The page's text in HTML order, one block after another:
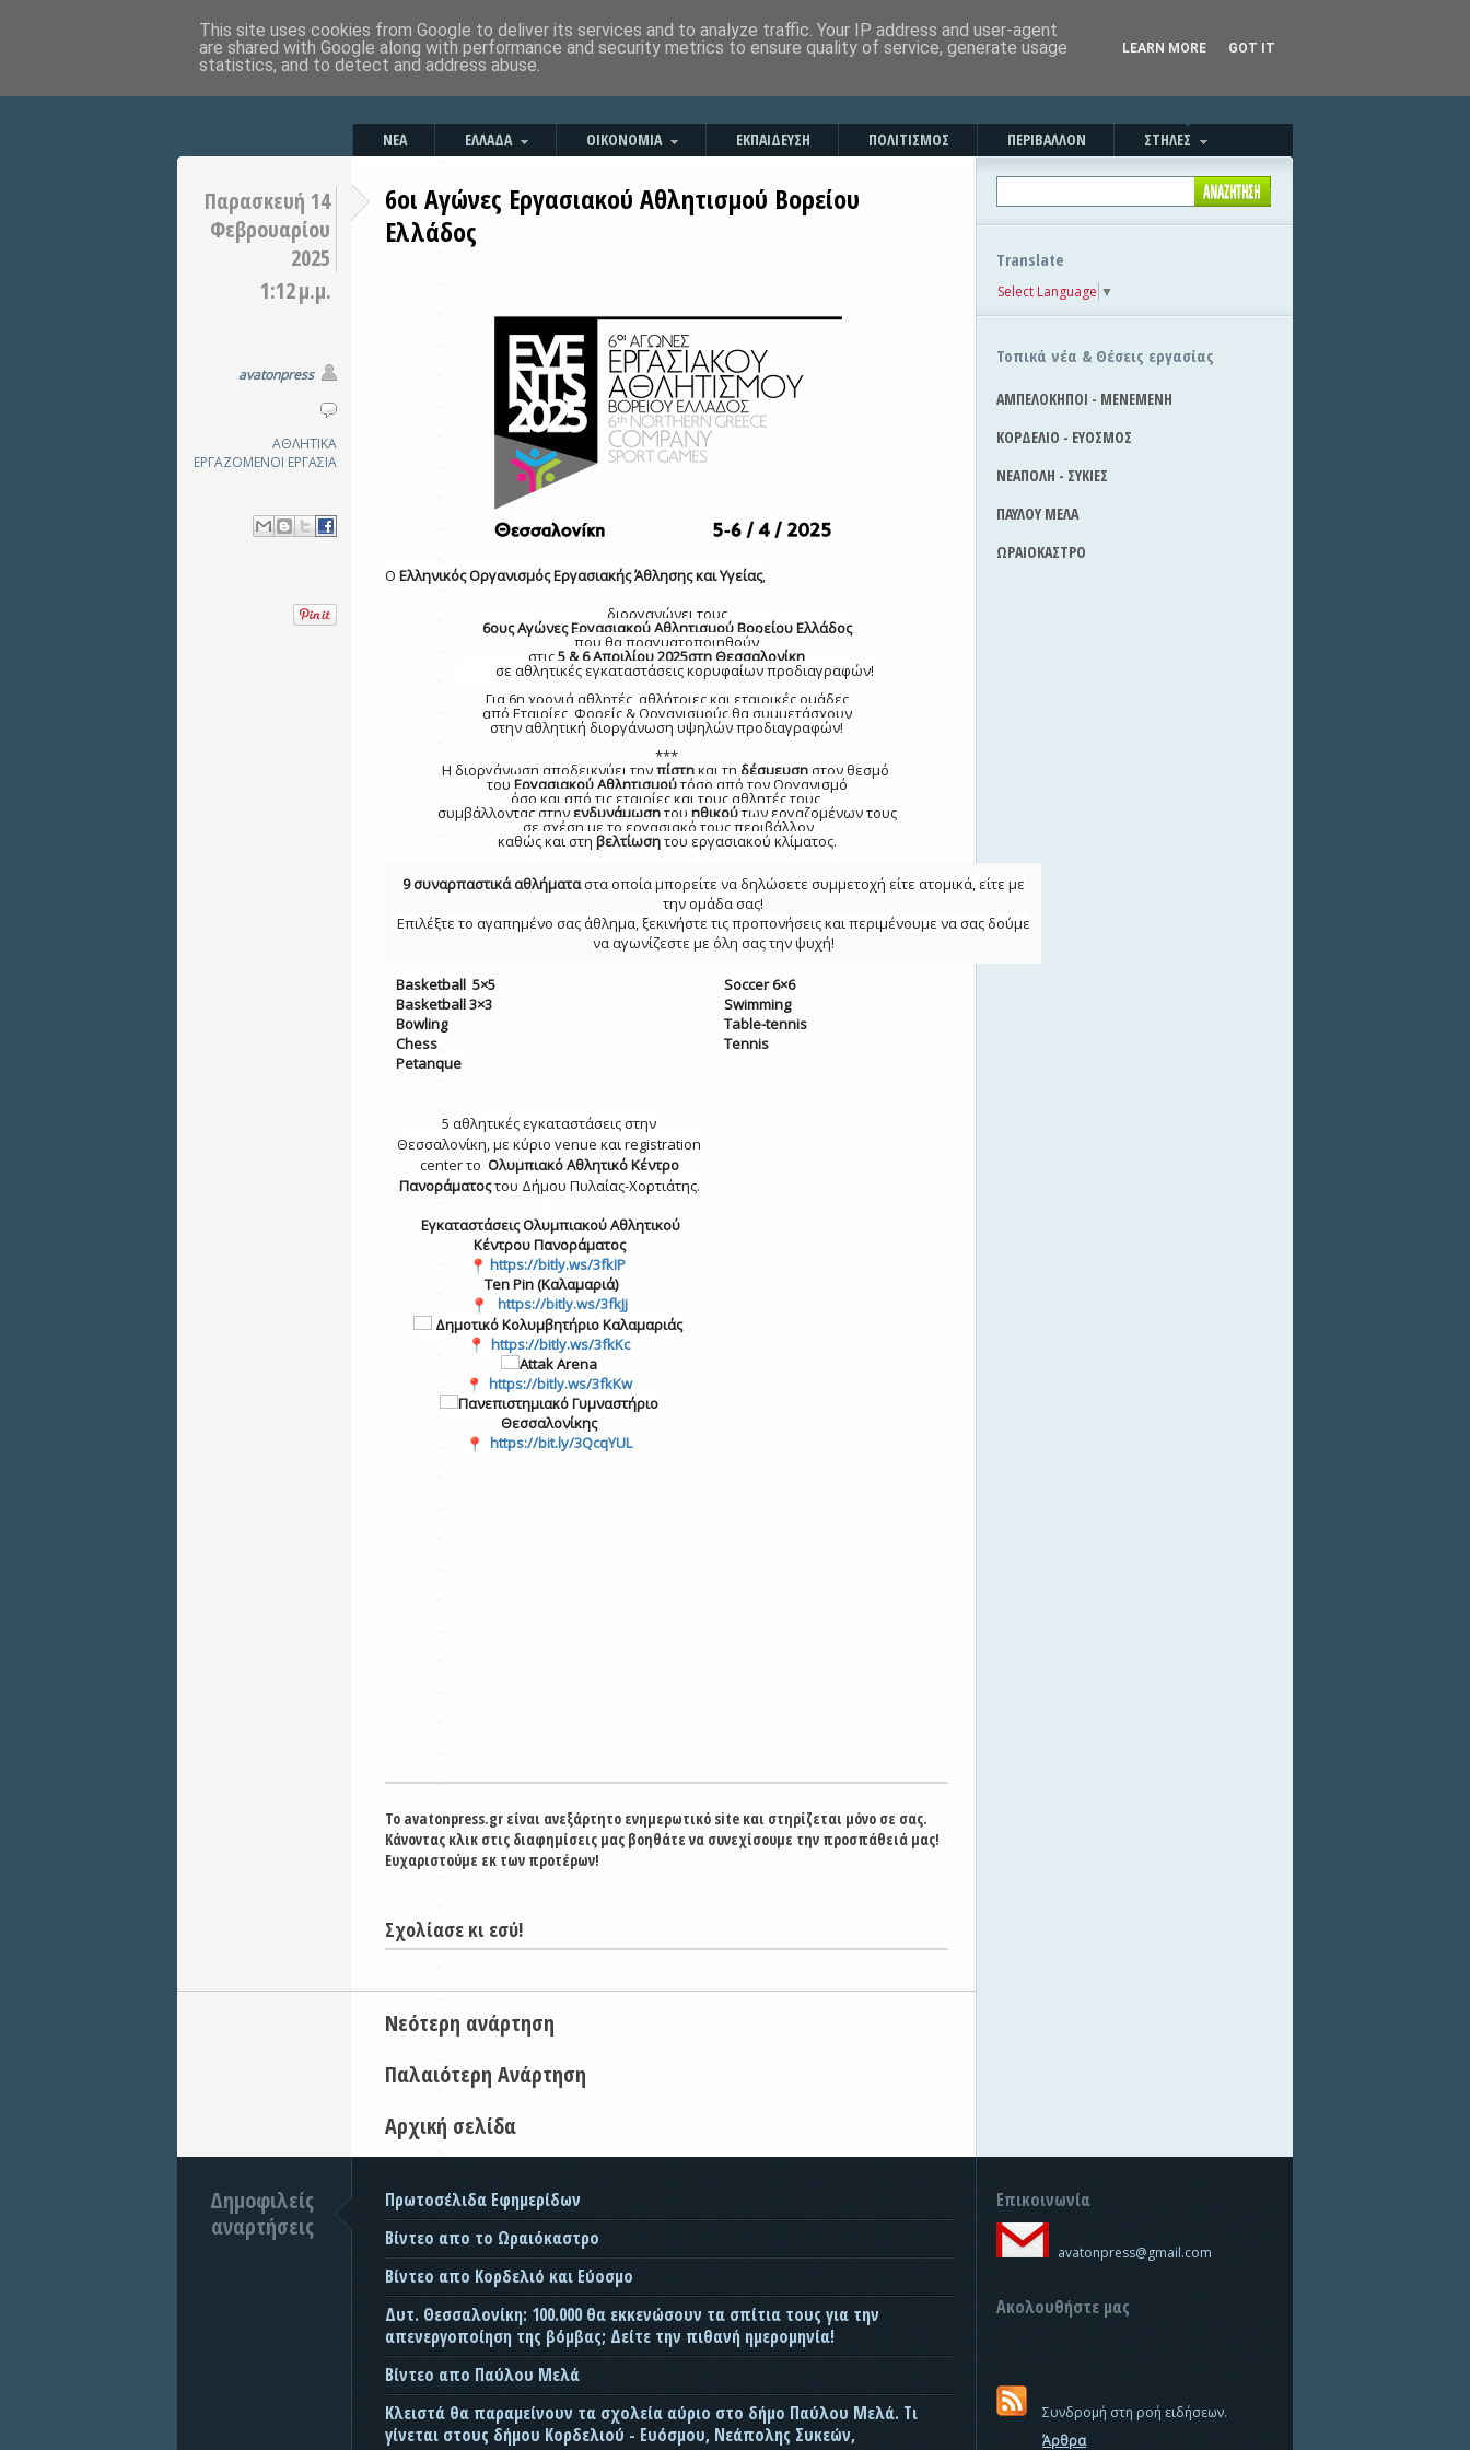
ΝΕΑ ΕΛΛΑΔΑ ΟΙΚΟΝΟΜΙΑ ΕΚΠΑΙΔΕΥΣΗ ΠΟΛΙΤΙΣΜΟΣ ΠΕΡΙΒΑΛΛΟΝ ΣΤΗΛΕΣ
Παρασκευή 14
Φεβρουαρίου
2025
1:12 μ.μ.
avatonpress
ΑΘΛΗΤΙΚΑ
ΕΡΓΑΖΟΜΕΝΟΙ ΕΡΓΑΣΙΑ
6οι Αγώνες Εργασιακού Αθλητισμού Βορείου
Ελλάδος
Ο Ελληνικός Οργανισμός Εργασιακής Άθλησης και Υγείας,
διοργανώνει τους
6ους Αγώνες Εργασιακού ΑθλητισμούΒορείου Ελλάδος
που θα πραγματοποιηθούν
στις5 & 6Απριλίου2025στη Θεσσαλονίκη
σε αθλητικές εγκαταστάσεις κορυφαίων προδιαγραφών!
Για 6η χρονιά αθλητές, αθλήτριες και εταιρικές ομάδες
από Εταιρίες, Φορείς & Οργανισμούς θα συμμετάσχουν
στην αθλητική διοργάνωση υψηλών προδιαγραφών!
***
Η διοργάνωση αποδεικνύει τηνπίστηκαι τη δέσμευσηστον θεσμό
του Εργασιακού Αθλητισμούτόσο από τον Οργανισμό
όσο και από τις εταιρίες και τους αθλητές τους,
συμβάλλοντας στην ενδυνάμωσητου ηθικούτων εργαζομένων τους
σε σχέση με το εργασιακό τους περιβάλλον
καθώς και στη βελτίωσητου εργασιακού κλίματος.
9 συναρπαστικάαθλήματαστα οποία μπορείτε να δηλώσετε συμμετοχή είτε ατομικά, είτε με
την ομάδα σας!
Επιλέξτε το αγαπημένο σας άθλημα, ξεκινήστε τις προπονήσεις και περιμένουμε να σας δούμε
να αγωνίζεστε με όλη σας την ψυχή!
Basketball 5×5
Basketball 3×3
Bowling
Chess
Petanque
5 αθλητικές εγκαταστάσεις στην
Θεσσαλονίκη, με κύριο venue και registration
center το Ολυμπιακό Αθλητικό Κέντρο
Πανοράματοςτου Δήμου Πυλαίας-Χορτιάτης.
Εγκαταστάσεις Ολυμπιακού Αθλητικού
Κέντρου Πανοράματος
https://bitly.ws/3fkIP
Ten Pin (Καλαμαριά)
https://bitly.ws/3fkJj
Δημοτικό Κολυμβητήριο Καλαμαριάς
https://bitly.ws/3fkKc
Attak Arena
https://bitly.ws/3fkKw
Πανεπιστημιακό Γυμναστήριο
Θεσσαλονίκης
https://bit.ly/3QcqYUL
Soccer 6×6
Swimming
Table-tennis
Tennis
Το avatonpress.gr είναι ανεξάρτητο ενημερωτικό site και στηρίζεται μόνο σε σας.
Κάνοντας κλικ στις διαφημίσεις μας βοηθάτε να συνεχίσουμε την προσπάθειά μας!
Ευχαριστούμε εκ των προτέρων!
Σχολίασε κι εσύ!
Νεότερη ανάρτηση
Παλαιότερη Ανάρτηση
Αρχική σελίδα
Translate
Select Language ▼
Τοπικά νέα & Θέσεις εργασίας
ΑΜΠΕΛΟΚΗΠΟΙ - ΜΕΝΕΜΕΝΗ
ΚΟΡΔΕΛΙΟ - ΕΥΟΣΜΟΣ
ΝΕΑΠΟΛΗ - ΣΥΚΙΕΣ
ΠΑΥΛΟΥ ΜΕΛΑ
ΩΡΑΙΟΚΑΣΤΡΟ
Δημοφιλείς
αναρτήσεις
Πρωτοσέλιδα Εφημερίδων
Βίντεο απο το Ωραιόκαστρο
Βίντεο απο Κορδελιό και Εύοσμο
Δυτ. Θεσσαλονίκη: 100.000 θα εκκενώσουν τα σπίτια τους για την
απενεργοποίηση της βόμβας; Δείτε την πιθανή ημερομηνία!
Βίντεο απο Παύλου Μελά
Κλειστά θα παραμείνουν τα σχολεία αύριο στο δήμο Παύλου Μελά. Τι
γίνεται στους δήμου Κορδελιού - Ευόσμου, Νεάπολης Συκεών,
Επικοινωνία
avatonpress@gmail.com
Ακολουθήστε μας
Συνδρομή στη ροή ειδήσεων.
Άρθρα
This site uses cookies from Google to deliver its services and to analyze traffic. Your IP address and user-agent
are shared with Google along with performance and security metrics to ensure quality of service, generate usage
statistics, and to detect and address abuse.
LEARN MORE GOT IT